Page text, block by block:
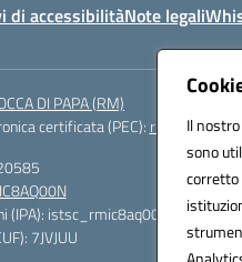
Il
sono
corretto
di accessibilitàNote legali
DI PAPA (RM)
certificata (PEC):
(IPA): istsc_rmic8aq00n
7JVJUU